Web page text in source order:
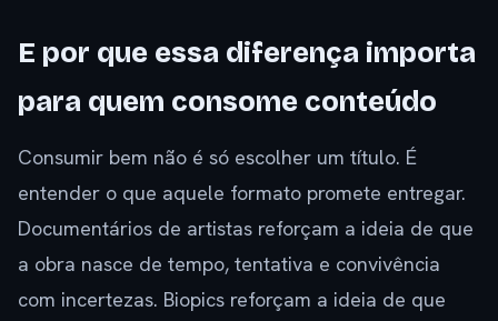
E por que essa diferença importa
para quem consome conteúdo
Consumir bem não é só escolher um título. É
entender o que aquele formato promete entregar.
Documentários de artistas reforçam a ideia de que
a obra nasce de tempo, tentativa e convivência
com incertezas. Biopics reforçam a ideia de que